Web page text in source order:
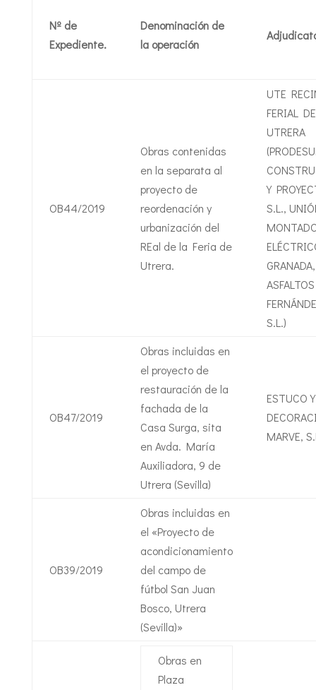
Nº de
Expediente.
Denominación de
la operación
OB44/2019
Obras contenidas
en la separata al
proyecto de
reordenación y
urbanización del
REal de la Feria de
Utrera.
UTE
FERIAL DE
UTRERA
Y
S.L.,
S.L.)
OB47/2019
Obras incluidas en
el proyecto de
restauración de la
fachada de la
Casa Surga, sita
en Avda. María
Auxiliadora, 9 de
Utrera (Sevilla)
ESTUCO Y
MARVE,
OB39/2019
Obras incluidas en
el «Proyecto de
acondicionamiento
del campo de
fútbol San Juan
Bosco, Utrera
(Sevilla)»
Obras en
Plaza